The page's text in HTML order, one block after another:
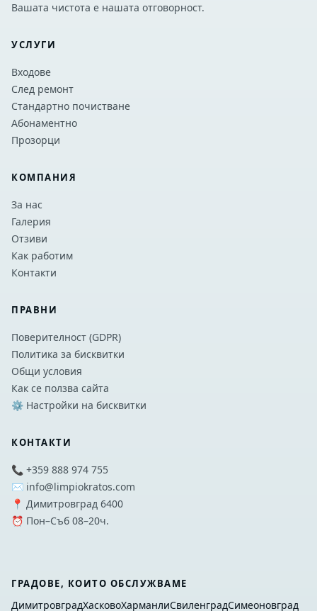
Вашата чистота е нашата отговорност.
УСЛУГИ
Входове
След ремонт
Стандартно почистване
Абонаментно
Прозорци
КОМПАНИЯ
За нас
Галерия
Отзиви
Как работим
Контакти
ПРАВНИ
Поверителност (GDPR)
Политика за бисквитки
Общи условия
Как се ползва сайта
⚙️ Настройки на бисквитки
КОНТАКТИ
📞 +359 888 974 755
✉️ info@limpiokratos.com
📍 Димитровград 6400
⏰ Пон–Съб 08–20ч.
ГРАДОВЕ, КОИТО ОБСЛУЖВАМЕ
ДимитровградХасковоХарманлиСвиленградСимеоновград